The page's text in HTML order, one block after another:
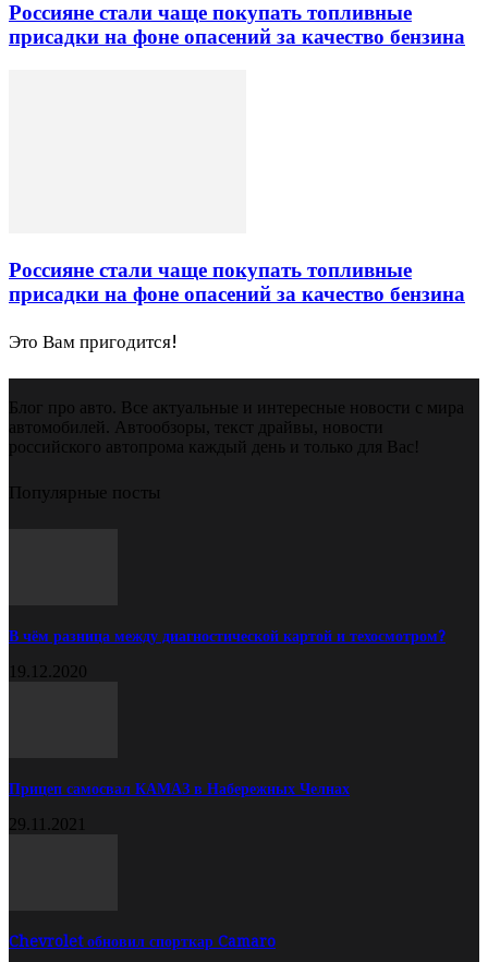
Россияне стали чаще покупать топливные
присадки на фоне опасений за качество бензина
Россияне стали чаще покупать топливные
присадки на фоне опасений за качество бензина
Это Вам пригодится!
Блог про авто. Все актуальные и интересные новости с мира
автомобилей. Автообзоры, текст драйвы, новости
российского автопрома каждый день и только для Вас!
Популярные посты
В чём разница между диагностической картой и техосмотром?
19.12.2020
Прицеп самосвал КАМАЗ в Набережных Челнах
29.11.2021
Chevrolet обновил спорткар Camaro